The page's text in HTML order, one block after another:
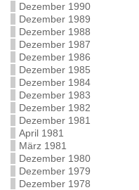
Dezember 1990
Dezember 1989
Dezember 1988
Dezember 1987
Dezember 1986
Dezember 1985
Dezember 1984
Dezember 1983
Dezember 1982
Dezember 1981
April 1981
März 1981
Dezember 1980
Dezember 1979
Dezember 1978